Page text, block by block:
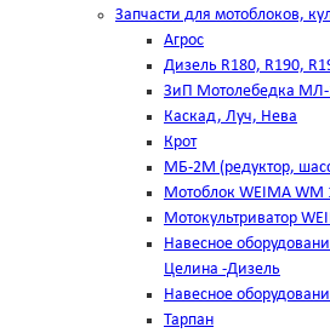
Запчасти для мотоблоков,
Агрос
Дизель R180, R190,
ЗиП Мотолебедка
Каскад, Луч, Нева
Крот
МБ-2М (редуктор,
Мотоблок WEIMA WM
Мотокультриватор
Навесное
Целина -Дизель
Навесное
Тарпан